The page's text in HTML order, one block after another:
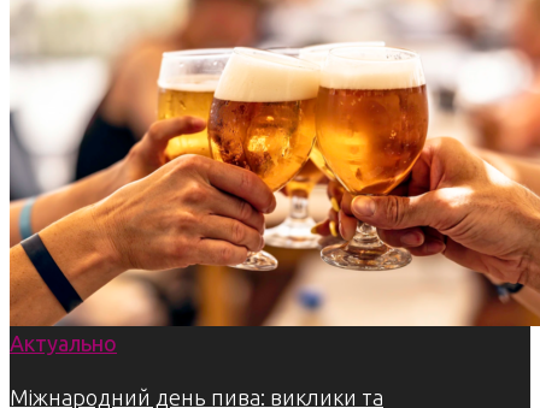
Актуально
Міжнародний день пива: виклики та